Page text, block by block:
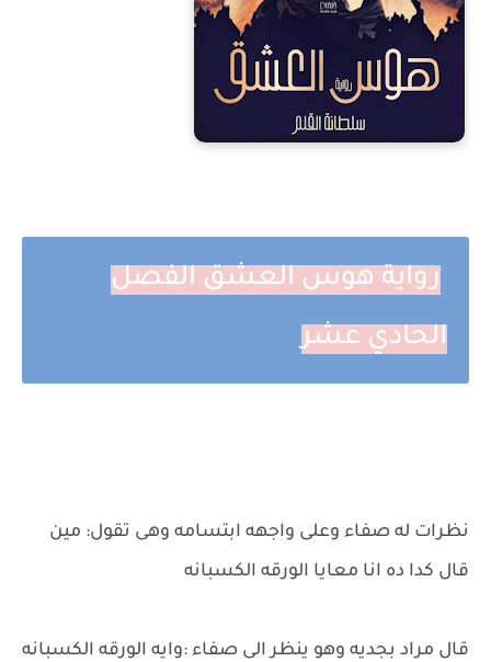
رواية هوس العشق الفصل
الحادي عشر
نظرات له صفاء وعلى واجهه ابتسامه وهى تقول: مين
قال كدا ده انا معايا الورقه الكسبانه
قال مراد بجديه وهو ينظر الى صفاء :وايه الورقه الكسبانه